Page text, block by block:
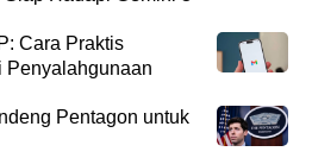
Cara Praktis
Penyalahgunaan
Pentagon untuk